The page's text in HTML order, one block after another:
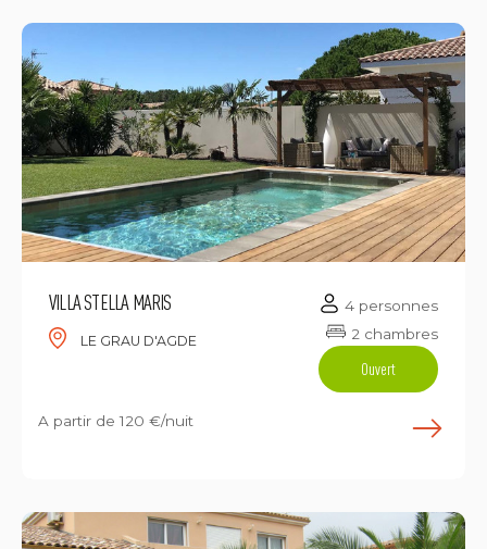
VILLA STELLA MARIS
LE GRAU D'AGDE
4 personnes
2 chambres
Ouvert
A partir de120 €/nuit